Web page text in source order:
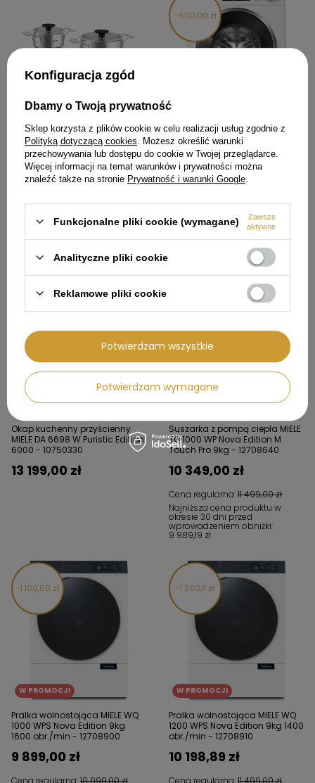
Zestaw garnków 4-częściowy
MIELE KMTS 5704-3 - 12625700
2 249,99 zł
600,00 zł
Pralka wolnostojąca MIELE
WWI880 WCS 9kg ładowana
od przodu - 12521560
Cena regularna:8 399,00 zł
7 799,00 zł
Najniższa cena produktu w
okresie 30 dni przed
wprowadzeniem obniżki:
Okap kuchenny przyścienny
MIELE DA 6698 W Puristic Edition
6000 - 10750330
13 199,00 zł
W PROMOCJI
Suszarka z pompą ciepła MIELE
TQ 1000 WP Nova Edition M
Touch Pro 9kg - 12708640
Cena regularna:11 499,00 zł
10 349,00 zł
Najniższa cena produktu w
okresie 30 dni przed
wprowadzeniem obniżki:
9 989,19 zł
1 100,00 zł
W PROMOCJI
Pralka wolnostojąca MIELE WQ
1000 WPS Nova Edition 9kg
1600 obr./min - 12708900
Cena regularna:10 999,00 zł
9 899,00 zł
1 300,11 zł
W PROMOCJI
Pralka wolnostojąca MIELE WQ
1200 WPS Nova Edition 9kg 1400
obr./min - 12708910
Cena regularna:11 499,00 zł
10 198,89 zł
Konfiguracja zgód
Dbamy o Twoją prywatność
Sklep korzysta z plików cookie w celu realizacji usług zgodnie z
Polityką dotyczącą cookies . Możesz określić warunki
przechowywania lub dostępu do cookie w Twojej przeglądarce.
Więcej informacji na temat warunków i prywatności można
znaleźć także na stronie Prywatność i warunki Google
Funkcjonalne pliki cookie (wymagane)
Zawsze
aktywne
Analityczne pliki cookie
Reklamowe pliki cookie
Potwierdzam wymagane
Potwierdzam wszystkie